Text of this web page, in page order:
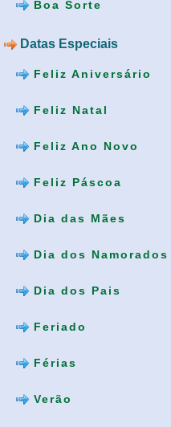
Boa Sorte
Datas Especiais
Feliz Aniversário
Feliz Natal
Feliz Ano Novo
Feliz Páscoa
Dia das Mães
Dia dos Namorados
Dia dos Pais
Feriado
Férias
Verão